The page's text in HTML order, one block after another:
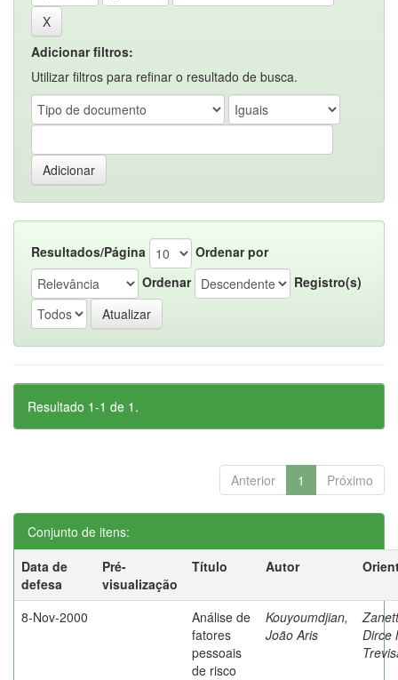
Adicionar filtros:
Utilizar filtros para refinar o resultado de busca.
Resultados/Página
Ordenar por
Ordenar
Registro(s)
Resultado 1-1 de 1.
Anterior 1 Próximo
Conjunto de itens:
Data de
defesa
Pré-
visualização
Título Autor
8-Nov-2000
Análise de
fatores
pessoais
de risco
Kouyoumdjian,
João Aris
Dirce